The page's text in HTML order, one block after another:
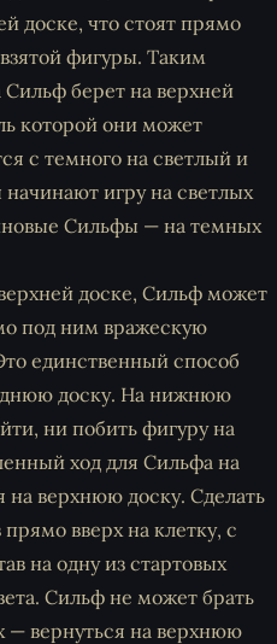
доске, что стоят прямо
фигуры. Таким
Сильф берет на верхней
которой они может
с темного на светлый и
игру на светлых
Сильфы — на темных
доске, Сильф может
под ним вражескую
единственный способ
доску. На нижнюю
ни побить фигуру на
ход для Сильфа на
на верхнюю доску. Сделать
вверх на клетку, с
на одну из стартовых
Сильф не может брать
— вернуться на верхнюю